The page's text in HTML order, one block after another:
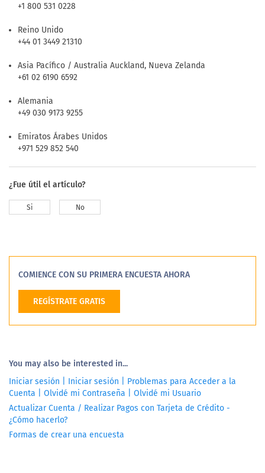
+1 800 531 0228
Reino Unido
+44 01 3449 21310
Asia Pacífico / Australia Auckland, Nueva Zelanda
+61 02 6190 6592
Alemania
+49 030 9173 9255
Emiratos Árabes Unidos
+971 529 852 540
¿Fue útil el artículo?
Si No
COMIENCE CON SU PRIMERA ENCUESTA AHORA
REGÍSTRATE GRATIS
You may also be interested in...
Iniciar sesión | Iniciar sesión | Problemas para Acceder a la
Cuenta | Olvidé mi Contraseña | Olvidé mi Usuario
Actualizar Cuenta / Realizar Pagos con Tarjeta de Crédito -
¿Cómo hacerlo?
Formas de crear una encuesta